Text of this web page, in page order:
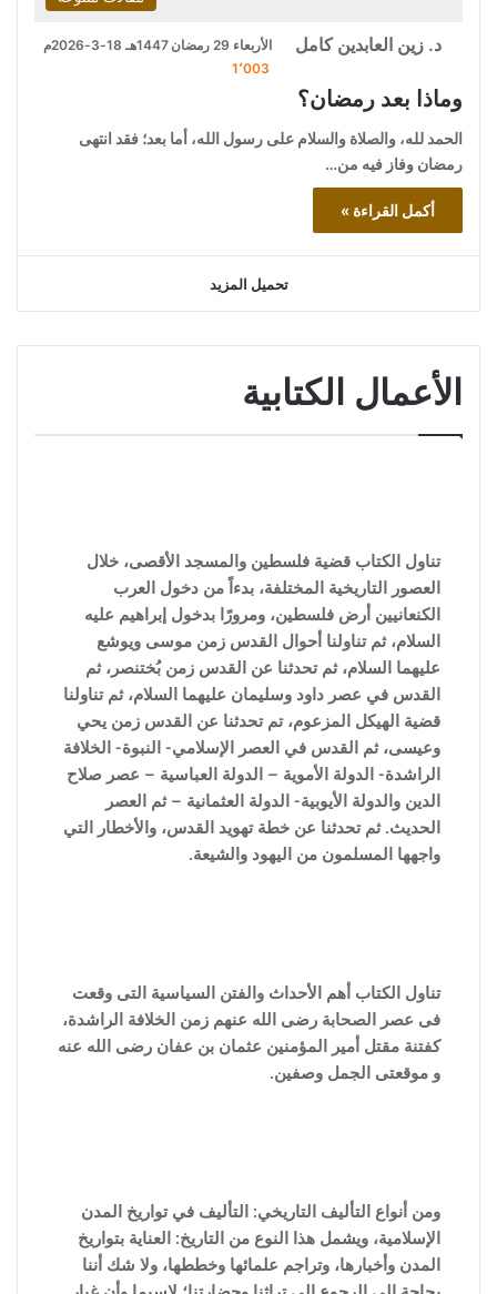
د. زين العابدين كامل
الأربعاء 29 رمضان 1447هـ 18-3-2026م
1٬003
وماذا بعد رمضان؟
الحمد لله، والصلاة والسلام على رسول الله، أما بعد؛ فقد انتهى
رمضان وفاز فيه من…
أكمل القراءة »
تحميل المزيد
الأعمال الكتابية
تناول الكتاب قضية فلسطين والمسجد الأقصى، خلال
العصور التاريخية المختلفة، بدءاً من دخول العرب
الكنعانيين أرض فلسطين، ومرورًا بدخول إبراهيم عليه
السلام، ثم تناولنا أحوال القدس زمن موسى ويوشع
عليهما السلام، ثم تحدثنا عن القدس زمن بُختنصر، ثم
القدس في عصر داود وسليمان عليهما السلام، ثم تناولنا
قضية الهيكل المزعوم، تم تحدثنا عن القدس زمن يحي
وعيسى، ثم القدس في العصر الإسلامي- النبوة- الخلافة
الراشدة- الدولة الأموية – الدولة العباسية – عصر صلاح
الدين والدولة الأيوبية- الدولة العثمانية – ثم العصر
الحديث. ثم تحدثنا عن خطة تهويد القدس، والأخطار التي
واجهها المسلمون من اليهود والشيعة.
تناول الكتاب أهم الأحداث والفتن ا لسياسية التى وقعت
فى عصر الصحابة رضى الله عنهم زمن الخلافة الراشدة،
كفتنة مقتل أمير المؤمنين عثمان بن عفان رضى الله عنه
و موقعتى الجمل وصفين.
ومن أنواع التأليف التاريخي: التأليف في تواريخ المدن
الإسلامية، ويشمل هذا النوع من التاريخ: العناية بتواريخ
المدن وأخبارها، وتراجم علمائها وخططها، ولا شك أننا